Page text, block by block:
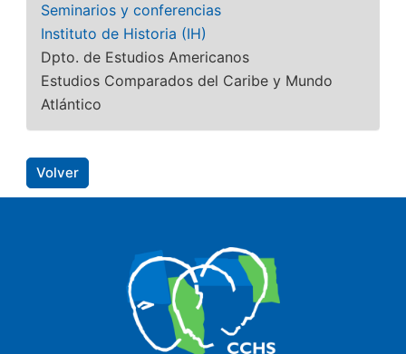
Seminarios y conferencias
Instituto de Historia (IH)
Dpto. de Estudios Americanos
Estudios Comparados del Caribe y Mundo
Atlántico
Volver